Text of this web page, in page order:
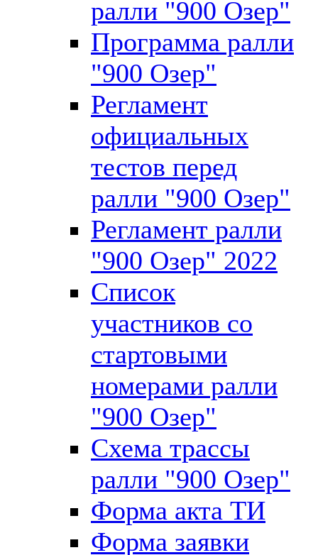
ралли "900 Озер"
Программа ралли
"900 Озер"
Регламент
официальных
тестов перед
ралли "900 Озер"
Регламент ралли
"900 Озер" 2022
Список
участников со
стартовыми
номерами ралли
"900 Озер"
Схема трассы
ралли "900 Озер"
Форма акта ТИ
Форма заявки